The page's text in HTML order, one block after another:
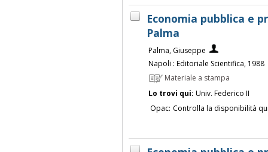
Economia pubblica e
Palma
Palma, Giuseppe
Napoli : Editoriale Scientifica, 1988
Materiale a stampa
Lo trovi qui: Univ. Federico II
Opac: Controlla la disponibilità